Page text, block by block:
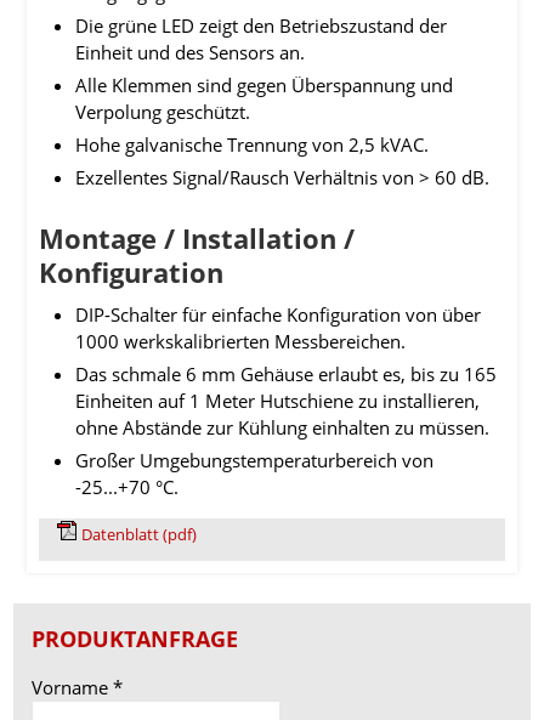
Die grüne LED zeigt den Betriebszustand der
Einheit und des Sensors an.
Alle Klemmen sind gegen Überspannung und
Verpolung geschützt.
Hohe galvanische Trennung von 2,5 kVAC.
Exzellentes Signal/Rausch Verhältnis von > 60 dB.
Montage / Installation /
Konfiguration
DIP-Schalter für einfache Konfiguration von über
1000 werkskalibrierten Messbereichen.
Das schmale 6 mm Gehäuse erlaubt es, bis zu 165
Einheiten auf 1 Meter Hutschiene zu installieren,
ohne Abstände zur Kühlung einhalten zu müssen.
Großer Umgebungstemperaturbereich von
-25...+70 °C.
Datenblatt (pdf)
PRODUKTANFRAGE
Vorname*